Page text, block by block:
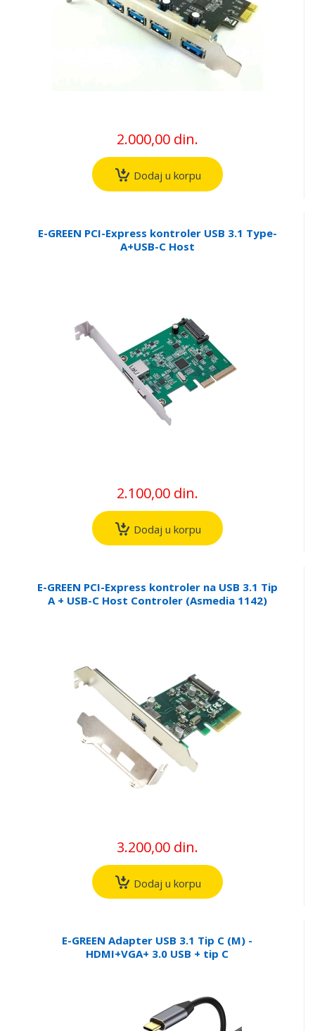
2.000,00 din.
Dodaj u korpu
E-GREEN PCI-Express kontroler USB 3.1 Type-
A+USB-C Host
2.100,00 din.
Dodaj u korpu
E-GREEN PCI-Express kontroler na USB 3.1 Tip
A + USB-C Host Controler (Asmedia 1142)
3.200,00 din.
Dodaj u korpu
E-GREEN Adapter USB 3.1 Tip C (M) -
HDMI+VGA+ 3.0 USB + tip C